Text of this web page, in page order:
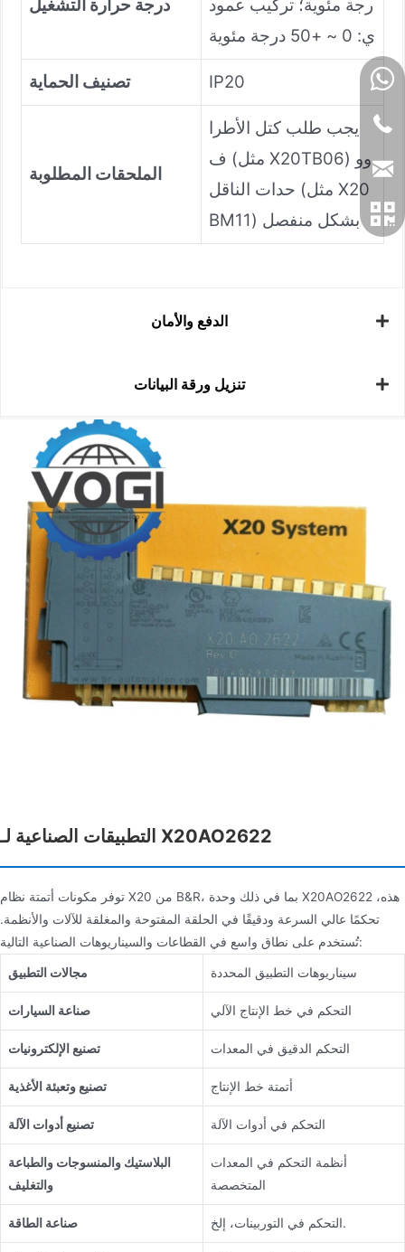
درجة حرارة التشغيل
رجة مئوية؛ تركيب عمود
ي: 0 ~ +50 درجة مئوية
تصنيف الحماية IP20
الملحقات المطلوبة
يجب طلب كتل الأطرا
ف (مثل X20TB06) وو
حدات الناقل (مثل X20
BM11) بشكل منفصل
الدفع والأمان
تنزيل ورقة البيانات
التطبيقات الصناعية لـ X20AO2622
توفر مكونات أتمتة نظام X20 من B&R، بما في ذلك وحدة X20AO2622 هذه،
تحكمًا عالي السرعة ودقيقًا في الحلقة المفتوحة والمغلقة للآلات والأنظمة.
تُستخدم على نطاق واسع في القطاعات والسيناريوهات الصناعية التالية:
مجالات التطبيق سيناريوهات التطبيق المحددة
صناعة السيارات التحكم في خط الإنتاج الآلي
تصنيع الإلكترونيات التحكم الدقيق في المعدات
تصنيع وتعبئة الأغذية أتمتة خط الإنتاج
تصنيع أدوات الآلة التحكم في أدوات الآلة
البلاستيك والمنسوجات والطباعة
والتغليف
أنظمة التحكم في المعدات
المتخصصة
صناعة الطاقة التحكم في التوربينات، إلخ.